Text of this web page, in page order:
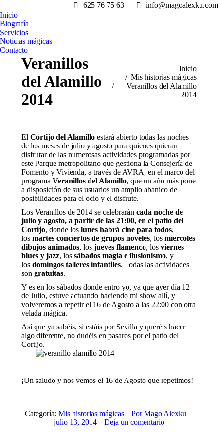
625 76 75 63
info@magoalexku.com
Inicio
Biografía
Servicios
Noticias mágicas
Contacto
Veranillos
del Alamillo
2014
Inicio
Mis historias mágicas
Veranillos del Alamillo
2014
El Cortijo del Alamillo estará abierto todas las noches
de los meses de julio y agosto para quienes quieran
disfrutar de las numerosas actividades programadas por
este Parque metropolitano que gestiona la Consejería de
Fomento y Vivienda, a través de AVRA, en el marco del
programa Veranillos del Alamillo, que un año más pone
a disposición de sus usuarios un amplio abanico de
posibilidades para el ocio y el disfrute.
Los Veranillos de 2014 se celebrarán cada noche de
julio y agosto, a partir de las 21:00, en el patio del
Cortijo, donde los lunes habrá cine para todos,
los martes conciertos de grupos noveles, los miércoles
dibujos animados, los jueves flamenco, los viernes
blues y jazz, los sábados magia e ilusionismo, y
los domingos talleres infantiles. Todas las actividades
son gratuitas.
Y es en los sábados donde entro yo, ya que ayer día 12
de Julio, estuve actuando haciendo mi show allí, y
volveremos a repetir el 16 de Agosto a las 22:00 con otra
velada mágica.
Así que ya sabéis, si estáis por Sevilla y queréis hacer
algo diferente, no dudéis en pasaros por el patio del
Cortijo.
¡Un saludo y nos vemos el 16 de Agosto que repetimos!
Categoría: Mis historias mágicas PorMago Alexku
julio 13, 2014
Deja un comentario